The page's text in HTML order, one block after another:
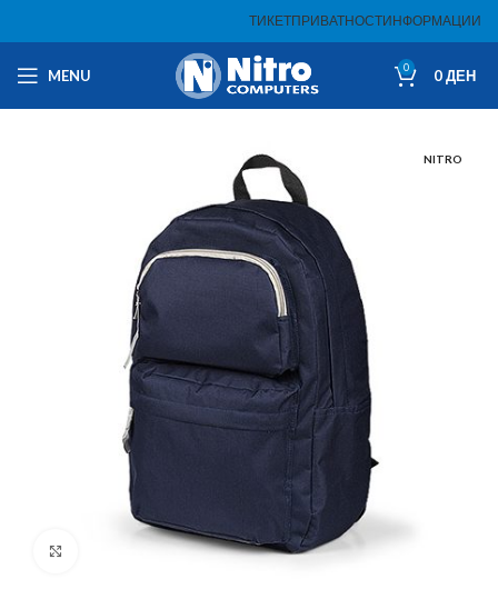
ТИКЕТПРИВАТНОСТИНФОРМАЦИИ
MENU 0 0ДЕН
NITRO
Click to enlarge